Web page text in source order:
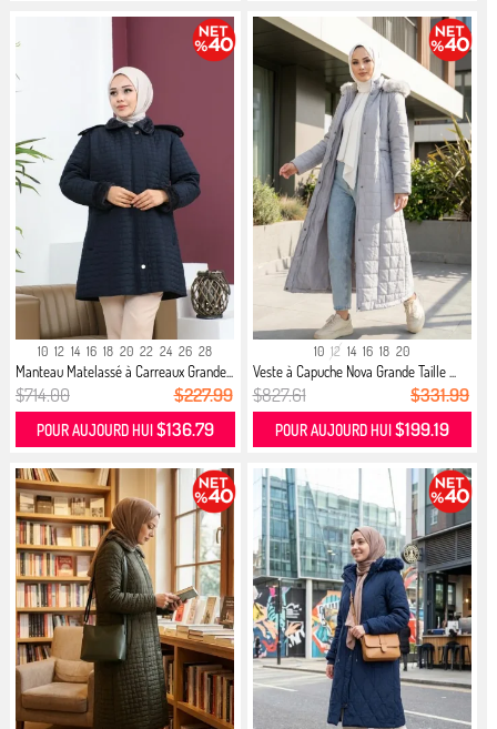
10 12 14 16 18 20 22 24 26 28
Manteau Matelassé à Carreaux Grande...
$714.00 $227.99
POUR AUJOURD HUI $136.79
10 12 14 16 18 20
Veste à Capuche Nova Grande Taille ...
$827.61 $331.99
POUR AUJOURD HUI $199.19